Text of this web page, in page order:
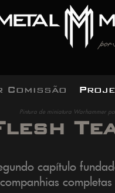
por
Pintura de miniatura Warhammer
capítulo